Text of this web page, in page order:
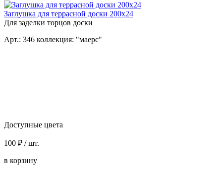
Заглушка для террасной доски 200x24
Для заделки торцов доски
Арт.: 346 коллекция: "маерс"
Доступные цвета
100 ₽ / шт.
в корзину